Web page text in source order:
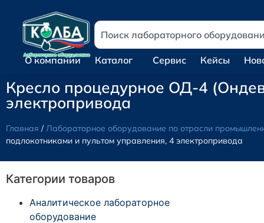
О компании Каталог Сервис Кейсы
Кресло процедурное ОД-4
электропривода
Главная /Лабораторное оборудование по отрасли
подлокотниками и пультом управления, 4 электропривода
Категории товаров
Аналитическое лабораторное
оборудование